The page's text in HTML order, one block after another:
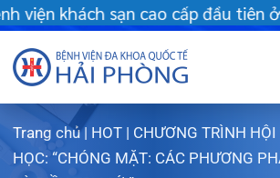
khách sạn cao cấp đầu tiên ở Hải
Giới thiệu
Giới thiệu chung
Dịch vụ
Trang chủ HOT
HỌC: “CHÓNG MẶT: CÁC PHƯƠNG PHÁP
VÀ ĐIỀU TRỊ MỚI”